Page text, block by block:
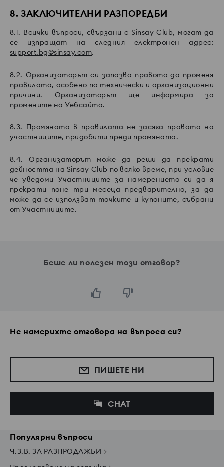
8. ЗАКЛЮЧИТЕЛНИ РАЗПОРЕДБИ
8.1. Всички въпроси, свързани с Sinsay Club, могат да
се изпращат на следния електронен адрес:
support.bg@sinsay.com.
8.2. Организаторът си запазва правото да променя
правилата, особено по технически и организационни
причини. Организаторът ще информира за
промените на Уебсайта.
8.3. Промяната в правилата не засяга правата на
участниците, придобити преди промяната.
8.4. Организаторът може да реши да прекрати
дейността на Sinsay Club по всяко време, при условие
че уведоми Участниците за намерението си да я
прекрати поне три месеца предварително, за да
може да се използват точките и купоните, събрани
от Участниците.
Беше ли полезен този отговор?
Не намерихте отговора на въпроса си?
ПИШЕТЕ НИ
CHAT
Популярни въпроси
Ч.З.В. ЗА РАЗПРОДАЖБИ